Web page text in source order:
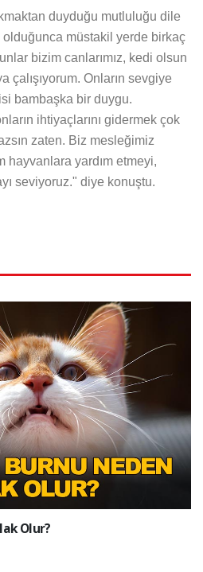
duyduğu mutluluğu dile
müstakil yerde birkaç
bizim canlarımız, kedi olsun
çalışıyorum. Onların sevgiye
bambaşka bir duygu.
ihtiyaçlarını gidermek çok
zaten. Biz mesleğimiz
hayvanlara yardım etmeyi,
seviyoruz." diye konuştu.
Olur?